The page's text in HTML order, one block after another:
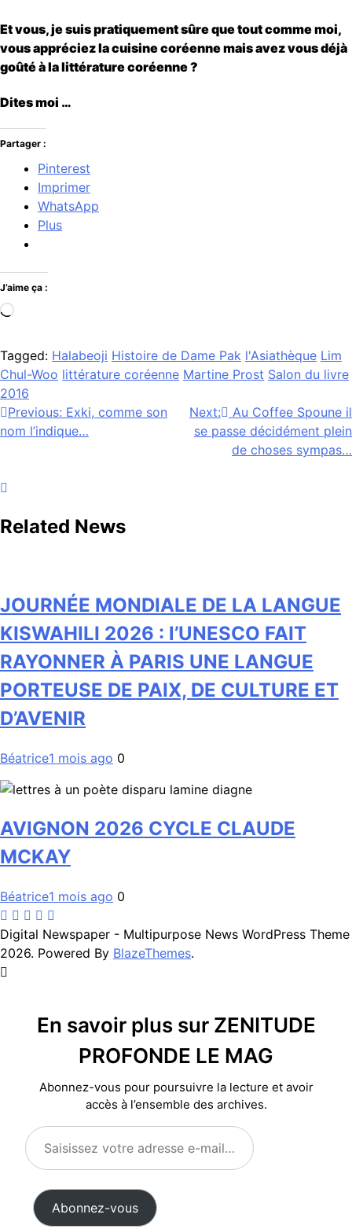
Et vous, je suis pratiquement sûre que tout comme moi,
vous appréciez la cuisine coréenne mais avez vous déjà
goûté à la littérature coréenne ?
Dites moi …
Partager :
Pinterest
Imprimer
WhatsApp
Plus
J’aime ça :
Chargement…
Tagged: Halabeoji Histoire de Dame Pak l'Asiathèque Lim
Chul-Woo littérature coréenne Martine Prost Salon du livre
2016
Navigation
de
Previous: Exki, comme son
nom l’indique…
Next:
Au Coffee Spoune il
se passe décidément plein
de choses sympas…
Related News
JOURNÉE MONDIALE DE LA LANGUE
KISWAHILI 2026 : l’UNESCO FAIT
RAYONNER À PARIS UNE LANGUE
PORTEUSE DE PAIX, DE CULTURE ET
D’AVENIR
Béatrice1 mois ago 0
AVIGNON 2026 CYCLE CLAUDE
MCKAY
Béatrice1 mois ago 0
Digital Newspaper - Multipurpose News WordPress Theme
2026. Powered By BlazeThemes.
En savoir plus sur ZENITUDE
PROFONDE LE MAG
Abonnez-vous pour poursuivre la lecture et avoir
accès à l’ensemble des archives.
Saisissez
votre
adresse
mail…Abonnez-vous